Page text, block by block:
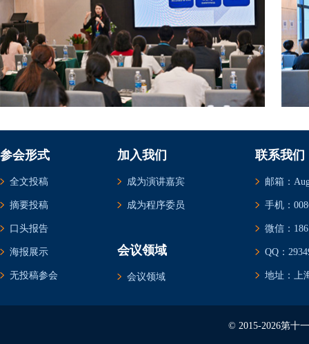
参会形式
全文投稿
摘要投稿
口头报告
海报展示
无投稿参会
加入我们
成为演讲嘉宾
成为程序委员
会议领域
会议领域
联系我们
邮箱：
手机：
微信：
QQ：
地址：上
© 2015-2026第十